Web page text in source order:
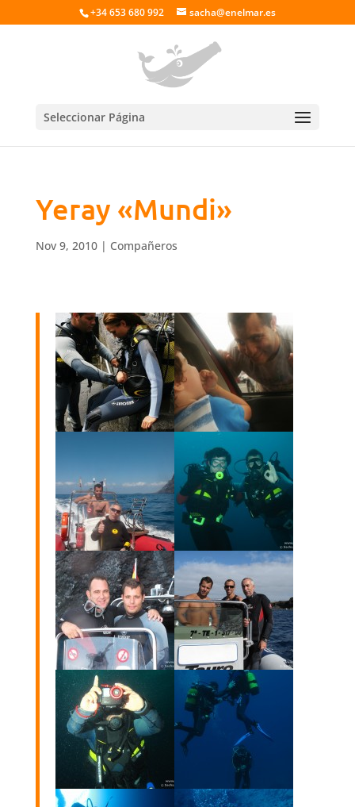
+34 653 680 992 sacha@enelmar.es
Seleccionar Página
Yeray «Mundi»
Nov 9, 2010| Compañeros